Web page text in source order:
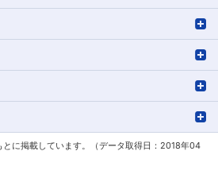
に掲載しています。（データ取得日：2018年04